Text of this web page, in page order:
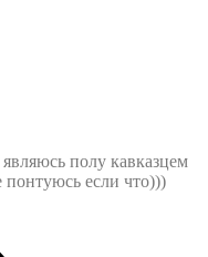
полу кавказцем
если что)))